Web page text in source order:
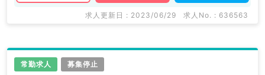
求人更新日 : 2023/06/29 求人No. : 636563
常勤求人 募集停止